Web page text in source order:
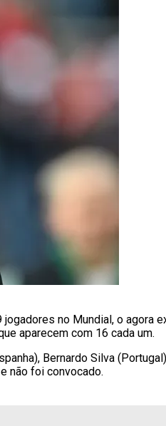
jogadores no Mundial, o agora
aparecem com 16 cada um.
Bernardo Silva
e não foi convocado.